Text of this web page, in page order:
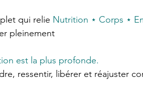
qui relie Nutrition ⋆ Corps ⋆
pleinement
est la plus profonde.
ressentir, libérer et réajuster